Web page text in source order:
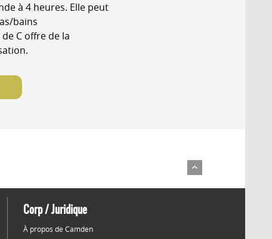
à 4 heures. Elle peut
bains
C offre de la
Corp / Juridique
À propos de Camden